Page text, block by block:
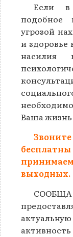
Если в
подобное
угрозой
и
насилия
Ваша
выходных.
СООБЩА!